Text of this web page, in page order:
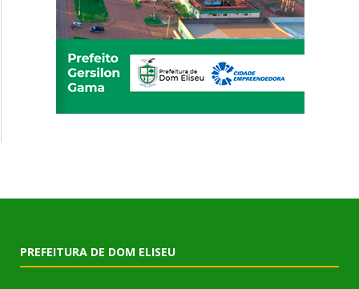
PREFEITURA DE DOM ELISEU